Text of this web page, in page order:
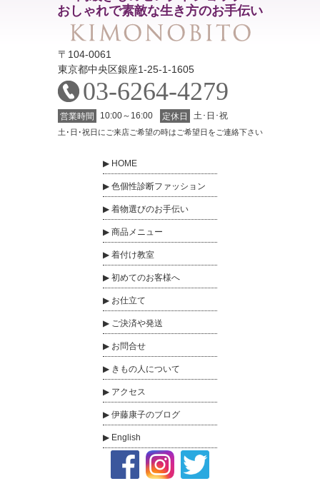
おしゃれで素敵な生き方のお手伝い
〒104-0061
東京都中央区銀座1-25-1-1605
03-6264-4279
営業時間 10:00～16:00 定休日 土･日･祝
土･日･祝日にご来店ご希望の時はご希望日をご連絡下さい
HOME
色個性診断ファッション
着物選びのお手伝い
商品メニュー
着付け教室
初めてのお客様へ
お仕立て
ご決済や発送
お問合せ
きもの人について
アクセス
伊藤康子のブログ
English